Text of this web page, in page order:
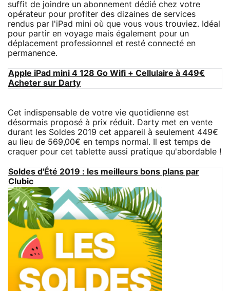
suffit de joindre un abonnement dédié chez votre
opérateur pour profiter des dizaines de services
rendus par l'iPad mini où que vous vous trouviez. Idéal
pour partir en voyage mais également pour un
déplacement professionnel et resté connecté en
permanence.
Apple iPad mini 4 128 Go Wifi + Cellulaire à 449€
Acheter sur Darty
Cet indispensable de votre vie quotidienne est
désormais proposé à prix réduit. Darty met en vente
durant les Soldes 2019 cet appareil à seulement 449€
au lieu de 569,00€ en temps normal. Il est temps de
craquer pour cet tablette aussi pratique qu'abordable !
Soldes d'Été 2019 : les meilleurs bons plans par
Clubic